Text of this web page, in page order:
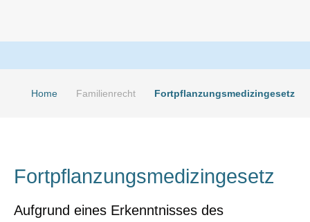
Home Familienrecht Fortpflanzungsmedizingesetz
Fortpflanzungsmedizingesetz
Aufgrund eines Erkenntnisses des